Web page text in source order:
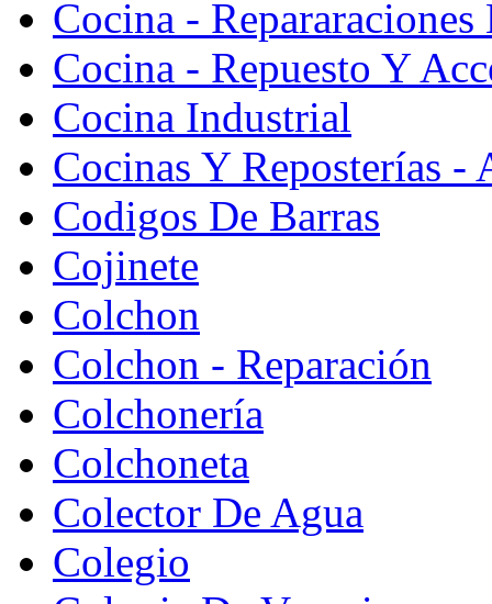
Cocina - Repararaciones
Cocina - Repuesto Y
Cocina Industrial
Cocinas Y Reposterías -
Codigos De Barras
Cojinete
Colchon
Colchon - Reparación
Colchonería
Colchoneta
Colector De Agua
Colegio